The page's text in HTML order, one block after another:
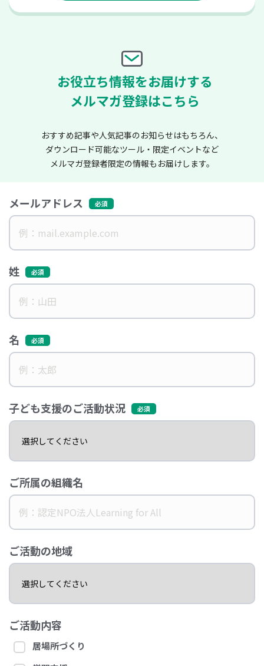
お役立ち情報をお届けする
メルマガ登録はこちら
おすすめ記事や人気記事のお知らせはもちろん、
ダウンロード可能なツール・限定イベントなど
メルマガ登録者限定の情報もお届けします。
メールアドレス
姓
名
子ども支援のご活動状況
ご所属の組織名
ご活動の地域
ご活動内容
居場所づくり